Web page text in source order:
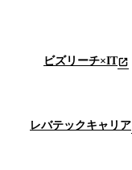
ビズリーチ×IT
レバテックキャリア